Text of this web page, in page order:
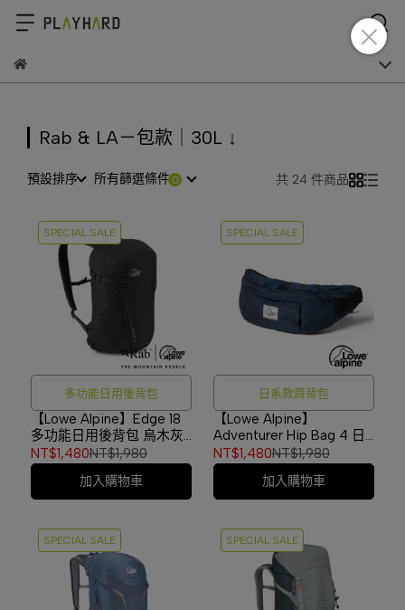
Rab & LA－包款｜30L ↓
預設排序 所有篩選條件 共 24 件商品
SPECIAL SALE
多功能日用後背包
【Lowe Alpine】Edge 18
多功能日用後背包 烏木灰
#FDP91
NT$1,480NT$1,980
加入購物車
SPECIAL SALE
日系款肩背包
【Lowe Alpine】
Adventurer Hip Bag 4 日
系款肩背包/腰包 海軍藍
#LA02
NT$1,480NT$1,980
加入購物車
SPECIAL SALE SPECIAL SALE